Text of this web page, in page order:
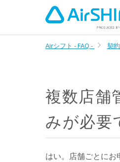
Airシフト - FAQ - 契
複数店舗
みが必要
はい。店舗ごとにお